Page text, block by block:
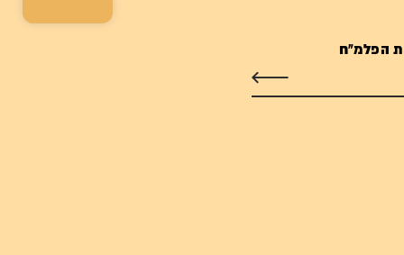
הפלמ"ח